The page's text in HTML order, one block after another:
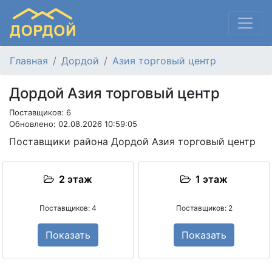
Главная Дордой Азия торговый центр
Дордой Азия торговый центр
Поставщиков: 6
Обновлено: 02.08.2026 10:59:05
Поставщики района Дордой Азия торговый центр
2 этаж
Поставщиков: 4
Показать
1 этаж
Поставщиков: 2
Показать